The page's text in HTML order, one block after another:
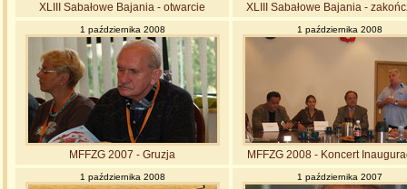
XLIII Sabałowe Bajania - otwarcie XLIII Sabałowe Bajania -
1 października 2008
MFFZG 2007 - Gruzja
1 października 2008
MFFZG 2008 - Koncert
1 października 2008 1 października 2007